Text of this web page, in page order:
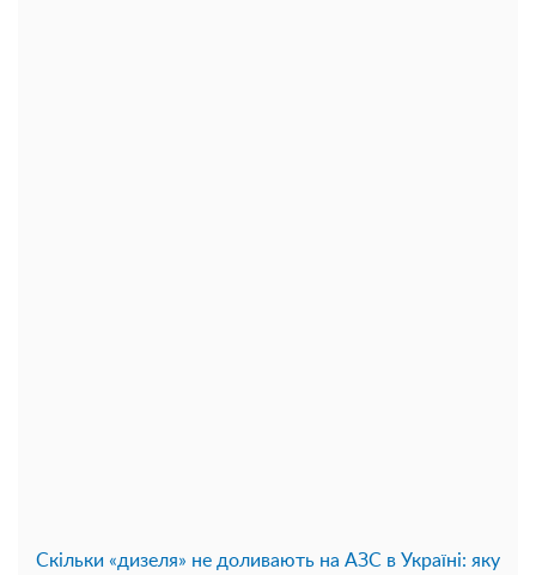
Скільки «дизеля» не доливають на АЗС в Україні: яку